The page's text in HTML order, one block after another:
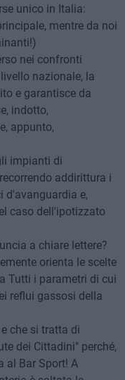
unico in Italia:
mentre da noi
nei confronti
nazionale, la
e garantisce da
indotto,
appunto,
impianti di
addirittura i
d'avanguardia e,
caso dell'ipotizzato
a chiare lettere?
orienta le scelte
Tutti i parametri di cui
reflui gassosi della
che si tratta di
dei Cittadini" perché,
al Bar Sport! A